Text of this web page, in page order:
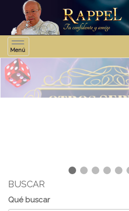
Toggle
navigation
Menú
BUSCAR
Qué buscar